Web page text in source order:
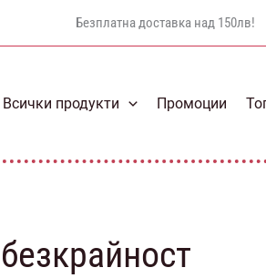
Безплатна доставка над 150лв!
Всички продукти Промоции
безкрайност